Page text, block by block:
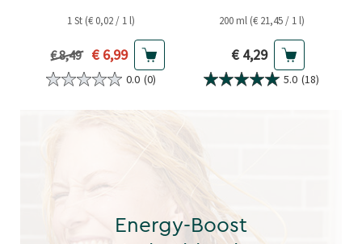
1 St (€ 0,02 / 1 l)
Vorheriger Preis
€ 8,49 Aktueller Preis
€ 6,99
0.0 (0)
200 ml (€ 21,45 / 1 l)
Aktueller Preis
€ 4,29
5.0 (18)
Energy-Boost